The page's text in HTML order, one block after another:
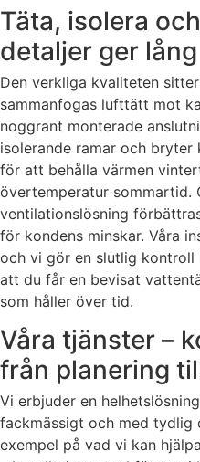
Täta, isolera
detaljer ger
Den verkliga kvaliteten
sammanfogas lufttätt mot
noggrant monterade
isolerande ramar och
för att behålla värmen
övertemperatur sommartid.
ventilationslösning
för kondens minskar. Våra
och vi gör en slutlig
att du får en bevisat
som håller över tid.
Våra tjänster –
från planering
Vi erbjuder en
fackmässigt och med tydlig
exempel på vad vi kan